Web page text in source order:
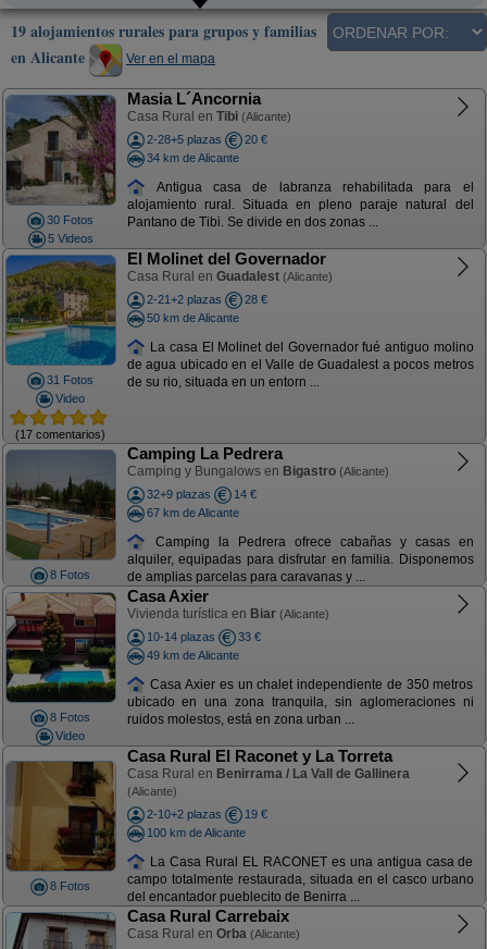
19 alojamientos rurales para grupos y familias
en Alicante
Ver en el mapa
30 Fotos
5 Videos
Masia L´Ancornia
Casa Rural en Tibi (Alicante)
2-28+5 plazas
20 €
34 km de Alicante
Antigua casa de labranza rehabilitada para el
alojamiento rural. Situada en pleno paraje natural del
Pantano de Tibi. Se divide en dos zonas ...
31 Fotos
Video
(17 comentarios)
El Molinet del Governador
Casa Rural en Guadalest (Alicante)
2-21+2 plazas
28 €
50 km de Alicante
La casa El Molinet del Governador fué antiguo molino
de agua ubicado en el Valle de Guadalest a pocos metros
de su rio, situada en un entorn ...
8 Fotos
Camping La Pedrera
Camping y Bungalows en Bigastro (Alicante)
32+9 plazas
14 €
67 km de Alicante
Camping la Pedrera ofrece cabañas y casas en
alquiler, equipadas para disfrutar en familia. Disponemos
de amplias parcelas para caravanas y ...
8 Fotos
Video
Casa Axier
Vivienda turística en Biar (Alicante)
10-14 plazas
33 €
49 km de Alicante
Casa Axier es un chalet independiente de 350 metros
ubicado en una zona tranquila, sin aglomeraciones ni
ruidos molestos, está en zona urban ...
8 Fotos
Casa Rural El Raconet y La Torreta
Casa Rural en Benirrama / La Vall de Gallinera
(Alicante)
2-10+2 plazas
19 €
100 km de Alicante
La Casa Rural EL RACONET es una antigua casa de
campo totalmente restaurada, situada en el casco urbano
del encantador pueblecito de Benirra ...
Casa Rural Carrebaix
Casa Rural en Orba (Alicante)